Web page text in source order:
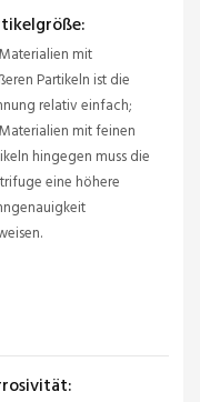
mit
Partikeln ist die
relativ einfach;
mit feinen
hingegen muss die
eine höhere